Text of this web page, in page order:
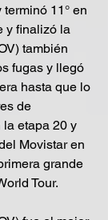
11° en
y finalizó la
también
fugas y llegó
hasta que lo
de
etapa 20 y
Movistar en
grande
Tour.